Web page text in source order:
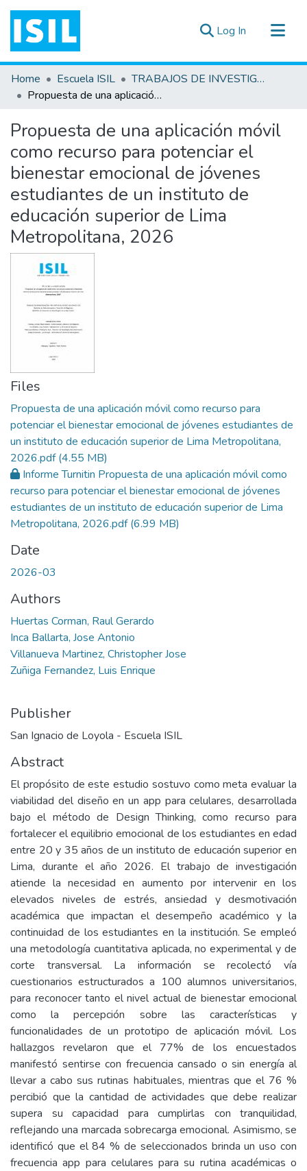
Log In (current)
All of DSpace
Statistics
Documentos ▾
Home Escuela ISIL
TRABAJOS DE INVESTIGACIÓN
Propuesta de una aplicación móvil como recurso para potenciar el bienestar emocional de jóvenes estudiantes de un instituto de educación superior de Lima Metropolitana, 2026
Propuesta de una aplicación móvil
como recurso para potenciar el
bienestar emocional de jóvenes
estudiantes de un instituto de
educación superior de Lima
Metropolitana, 2026
Files
Propuesta de una aplicación móvil como recurso para
potenciar el bienestar emocional de jóvenes estudiantes de
un instituto de educación superior de Lima Metropolitana,
2026.pdf(4.55 MB)
Informe Turnitin Propuesta de una aplicación móvil como
recurso para potenciar el bienestar emocional de jóvenes
estudiantes de un instituto de educación superior de Lima
Metropolitana, 2026.pdf(6.99 MB)
Date
2026-03
Authors
Huertas Corman, Raul Gerardo
Inca Ballarta, Jose Antonio
Villanueva Martinez, Christopher Jose
Zuñiga Fernandez, Luis Enrique
Publisher
San Ignacio de Loyola - Escuela ISIL
Abstract
El propósito de este estudio sostuvo como meta evaluar la
viabilidad del diseño en un app para celulares, desarrollada
bajo el método de Design Thinking, como recurso para
fortalecer el equilibrio emocional de los estudiantes en edad
entre 20 y 35 años de un instituto de educación superior en
Lima, durante el año 2026. El trabajo de investigación
atiende la necesidad en aumento por intervenir en los
elevados niveles de estrés, ansiedad y desmotivación
académica que impactan el desempeño académico y la
continuidad de los estudiantes en la institución. Se empleó
una metodología cuantitativa aplicada, no experimental y de
corte transversal. La información se recolectó vía
cuestionarios estructurados a 100 alumnos universitarios,
para reconocer tanto el nivel actual de bienestar emocional
como la percepción sobre las características y
funcionalidades de un prototipo de aplicación móvil. Los
hallazgos revelaron que el 77% de los encuestados
manifestó sentirse con frecuencia cansado o sin energía al
llevar a cabo sus rutinas habituales, mientras que el 76 %
percibió que la cantidad de actividades que debe realizar
supera su capacidad para cumplirlas con tranquilidad,
reflejando una marcada sobrecarga emocional. Asimismo, se
identificó que el 84 % de seleccionados brinda un uso con
frecuencia app para celulares para su rutina académicas o